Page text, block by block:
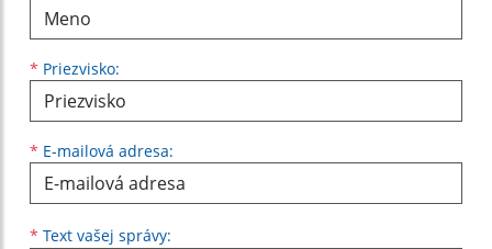
* Priezvisko:
* E-mailová adresa:
* Text vašej správy: